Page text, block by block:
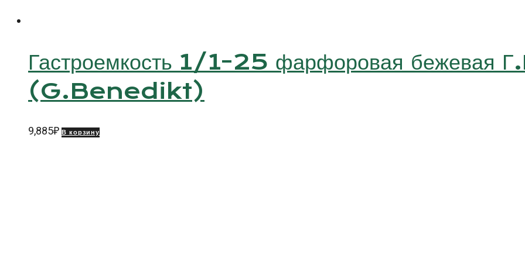
Гастроемкость 1/1-25 фарфоровая бежевая
(G.Benedikt)
9,885₽ В корзину